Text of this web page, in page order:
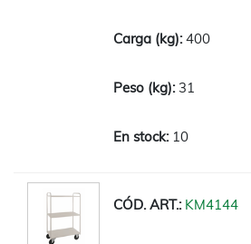
400
31
10
KM4144